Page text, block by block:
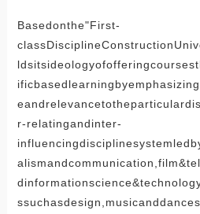
Basedonthe"First-
r-relatingandinter-